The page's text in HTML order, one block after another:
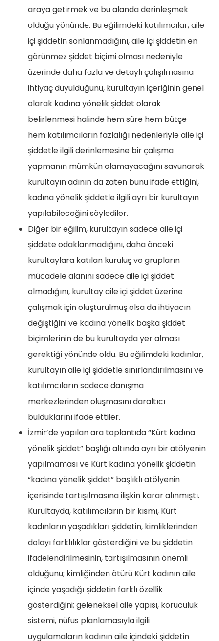
araya getirmek ve bu alanda derinleşmek
olduğu yönünde. Bu eğilimdeki katılımcılar, aile
içi şiddetin sonlanmadığını, aile içi şiddetin en
görünmez şiddet biçimi olması nedeniyle
üzerinde daha fazla ve detaylı çalışılmasına
ihtiyaç duyulduğunu, kurultayın içeriğinin genel
olarak kadına yönelik şiddet olarak
belirlenmesi halinde hem süre hem bütçe
hem katılımcıların fazlalığı nedenleriyle aile içi
şiddetle ilgili derinlemesine bir çalışma
yapmanın mümkün olamayacağını savunarak
kurultayın adının da zaten bunu ifade ettiğini,
kadına yönelik şiddetle ilgili ayrı bir kurultayın
yapılabileceğini söylediler.
Diğer bir eğilim, kurultayın sadece aile içi
şiddete odaklanmadığını, daha önceki
kurultaylara katılan kuruluş ve grupların
mücadele alanını sadece aile içi şiddet
olmadığını, kurultay aile içi şiddet üzerine
çalışmak için oluşturulmuş olsa da ihtiyacın
değiştiğini ve kadına yönelik başka şiddet
biçimlerinin de bu kurultayda yer alması
gerektiği yönünde oldu. Bu eğilimdeki kadınlar,
kurultayın aile içi şiddetle sınırlandırılmasını ve
katılımcıların sadece danışma
merkezlerinden oluşmasını daraltıcı
bulduklarını ifade ettiler.
İzmir’de yapılan ara toplantıda “Kürt kadına
yönelik şiddet” başlığı altında ayrı bir atölyenin
yapılmaması ve Kürt kadına yönelik şiddetin
“kadına yönelik şiddet” başlıklı atölyenin
içerisinde tartışılmasına ilişkin karar alınmıştı.
Kurultayda, katılımcıların bir kısmı, Kürt
kadınların yaşadıkları şiddetin, kimliklerinden
dolayı farklılıklar gösterdiğini ve bu şiddetin
ifadelendirilmesinin, tartışılmasının önemli
olduğunu; kimliğinden ötürü Kürt kadının aile
içinde yaşadığı şiddetin farklı özellik
gösterdiğini; geleneksel aile yapısı, koruculuk
sistemi, nüfus planlamasıyla ilgili
uygulamaların kadının aile içindeki şiddetin